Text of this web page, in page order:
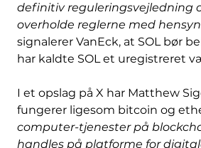
definitiv reguleringsvejledning
overholde reglerne med
signalerer VanEck, at SOL bør
har kaldte SOL et uregistreret
I et opslag på X har Matthew
fungerer ligesom bitcoin og
computer-tjenester på
handles på platforme for